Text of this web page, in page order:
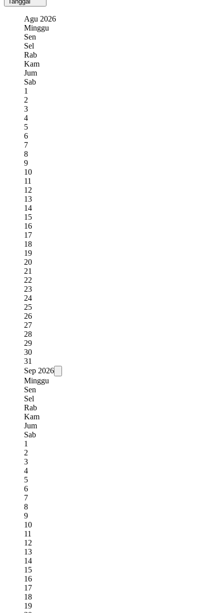
Agu 2026
Minggu
Sen
Sel
Rab
Kam
Jum
Sab
1
2
3
4
5
6
7
8
9
10
11
12
13
14
15
16
17
18
19
20
21
22
23
24
25
26
27
28
29
30
31
Sep 2026
Minggu
Sen
Sel
Rab
Kam
Jum
Sab
1
2
3
4
5
6
7
8
9
10
11
12
13
14
15
16
17
18
19